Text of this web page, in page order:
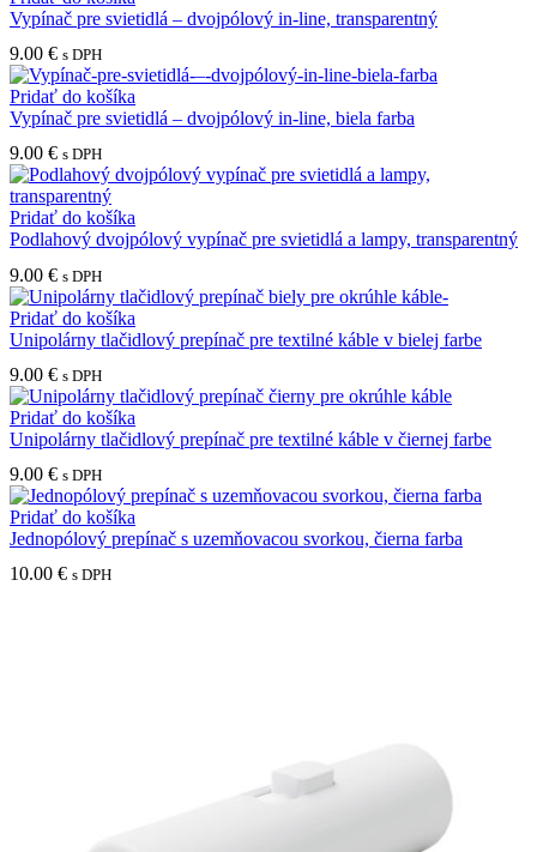
Vypínač pre svietidlá – dvojpólový in-line, transparentný
9.00 € s DPH
Pridať do košíka
Vypínač pre svietidlá – dvojpólový in-line, biela farba
9.00 € s DPH
Pridať do košíka
Podlahový dvojpólový vypínač pre svietidlá a lampy, transparentný
9.00 € s DPH
Pridať do košíka
Unipolárny tlačidlový prepínač pre textilné káble v bielej farbe
9.00 € s DPH
Pridať do košíka
Unipolárny tlačidlový prepínač pre textilné káble v čiernej farbe
9.00 € s DPH
Pridať do košíka
Jednopólový prepínač s uzemňovacou svorkou, čierna farba
10.00 € s DPH